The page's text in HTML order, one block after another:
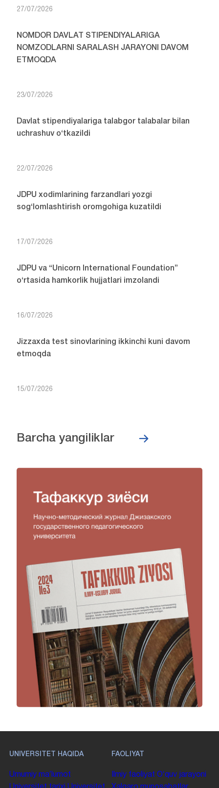
27/07/2026
NOMDOR DAVLAT STIPENDIYALARIGA
NOMZODLARNI SARALASH JARAYONI DAVOM
ETMOQDA
23/07/2026
Davlat stipendiyalariga talabgor talabalar bilan
uchrashuv o‘tkazildi
22/07/2026
JDPU xodimlarining farzandlari yozgi
sog‘lomlashtirish oromgohiga kuzatildi
17/07/2026
JDPU va “Unicorn International Foundation”
o‘rtasida hamkorlik hujjatlari imzolandi
16/07/2026
Jizzaxda test sinovlarining ikkinchi kuni davom
etmoqda
15/07/2026
Barcha yangiliklar
UNIVERSITET HAQIDA
Umumiy maʼlumot
FAOLIYAT
Ilmiy faoliyat Oʻquv jarayoni